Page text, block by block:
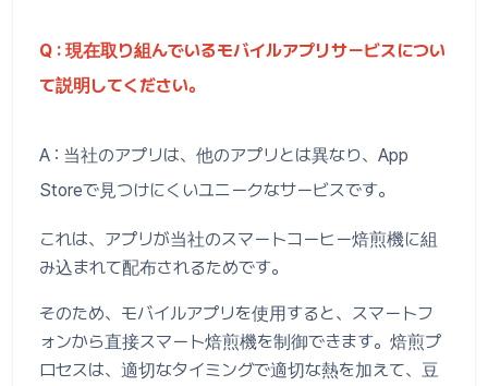
Q : 現在取り組んでいるモバイルアプリサービスについ
て説明してください。
A : 当社のアプリは、他のアプリとは異なり、App
Storeで見つけにくいユニークなサービスです。
これは、アプリが当社のスマートコーヒー焙煎機に組
み込まれて配布されるためです。
そのため、モバイルアプリを使用すると、スマートフ
ォンから直接スマート焙煎機を制御できます。焙煎プ
ロセスは、適切なタイミングで適切な熱を加えて、豆